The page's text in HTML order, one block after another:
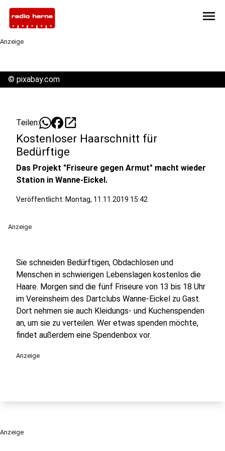
menu
Anzeige
© pixabay.com
Teilen: open_in_new
Kostenloser Haarschnitt für
Bedürftige
Das Projekt "Friseure gegen Armut" macht wieder
Station in Wanne-Eickel.
Veröffentlicht: Montag, 11.11.2019 15:42
Anzeige
Sie schneiden Bedürftigen, Obdachlosen und
Menschen in schwierigen Lebenslagen kostenlos die
Haare. Morgen sind die fünf Friseure von 13 bis 18 Uhr
im Vereinsheim des Dartclubs Wanne-Eickel zu Gast.
Dort nehmen sie auch Kleidungs- und Kuchenspenden
an, um sie zu verteilen. Wer etwas spenden möchte,
findet außerdem eine Spendenbox vor.
Anzeige
Anzeige